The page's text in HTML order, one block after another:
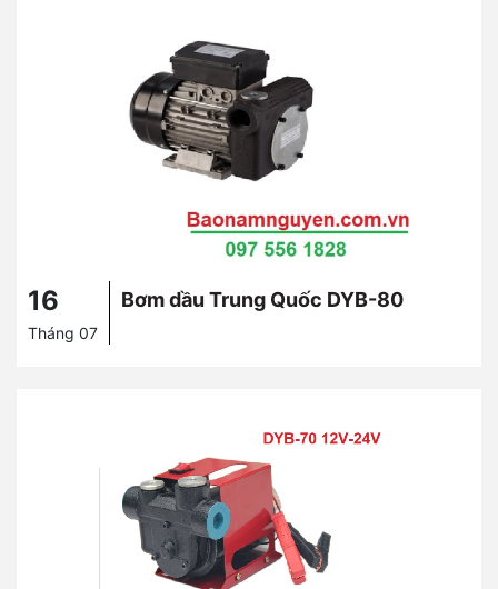
16
Tháng 07
Bơm dầu Trung Quốc DYB-80